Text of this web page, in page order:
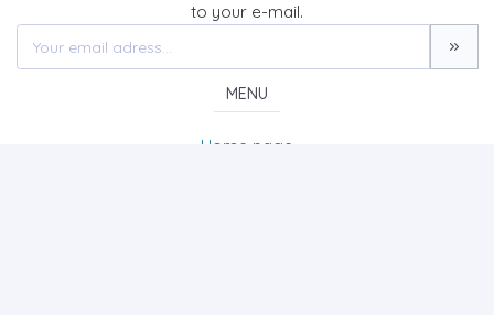
to your e-mail.
MENU
Home page